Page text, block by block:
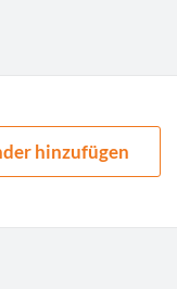
hinzufügen